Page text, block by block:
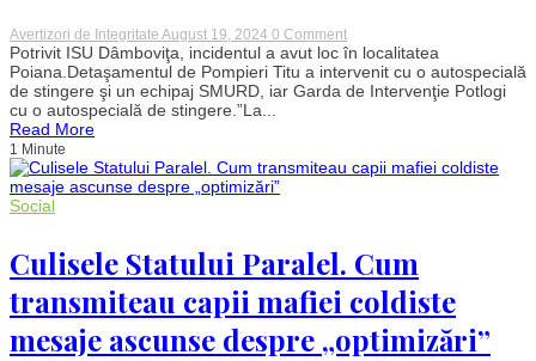
Avertizori de Integritate August 19, 2024 0 Commenton
Tragedie
în
localitatea
Poiana,
a
tavan
s-
a
prăbuşit
peste
el
Potrivit ISU Dâmboviţa, incidentul a avut loc în localitatea
Poiana.Detaşamentul de Pompieri Titu a intervenit cu o autospecială
de stingere şi un echipaj SMURD, iar Garda de Intervenţie Potlogi
cu o autospecială de stingere.”La...
Read More
1 Minute
Social
Culisele Statului Paralel. Cum
transmiteau capii mafiei coldiste
mesaje ascunse despre „optimizări”